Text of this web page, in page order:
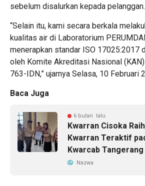
sebelum disalurkan kepada pelanggan.
“Selain itu, kami secara berkala
kualitas air di Laboratorium
menerapkan standar ISO 17025:2017
oleh Komite Akreditasi Nasional
763-IDN,” ujarnya Selasa, 10 Februari
Baca Juga
6 bulan lalu
Kwarran Cisoka
Kwarran Teraktif
Kwarcab Tangerang
Nazwa